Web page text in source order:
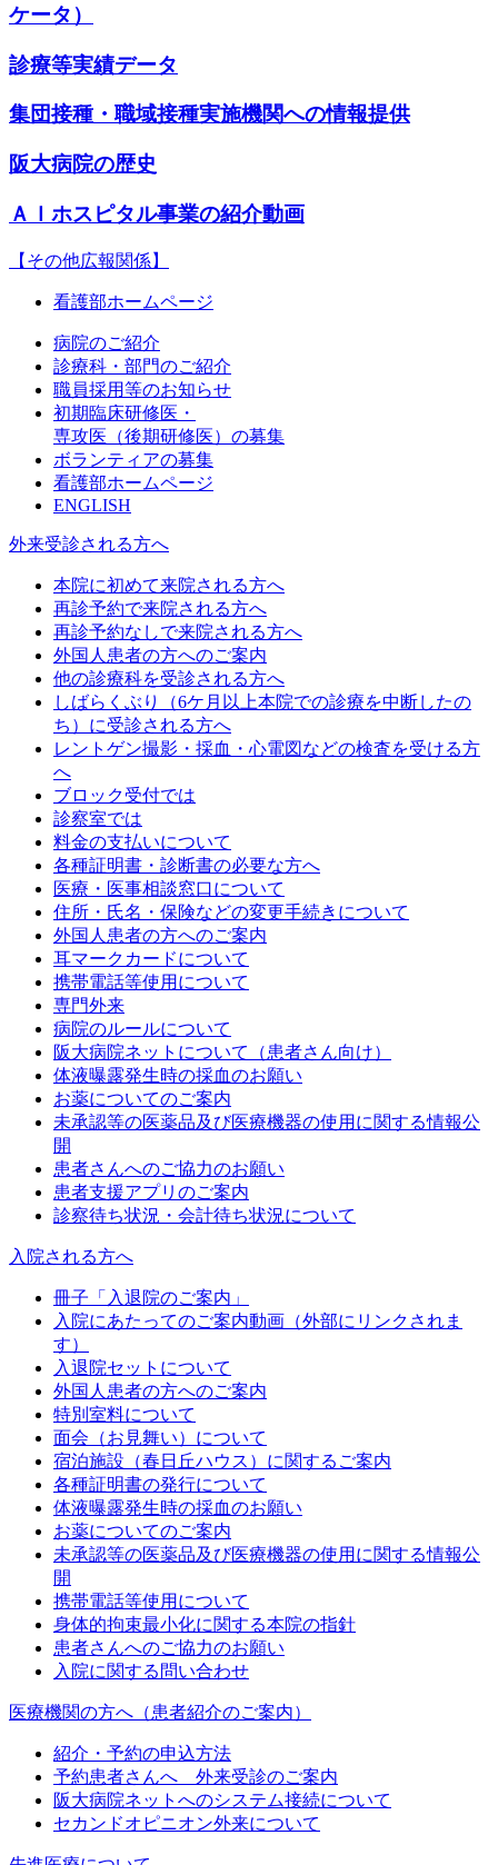
ケータ）
診療等実績データ
集団接種・職域接種実施機関への情報提供
阪大病院の歴史
ＡＩホスピタル事業の紹介動画
【その他広報関係】
看護部ホームページ
病院のご紹介
診療科・部門のご紹介
職員採用等のお知らせ
初期臨床研修医・
専攻医（後期研修医）の募集
ボランティアの募集
看護部ホームページ
ENGLISH
外来受診される方へ
本院に初めて来院される方へ
再診予約で来院される方へ
再診予約なしで来院される方へ
外国人患者の方へのご案内
他の診療科を受診される方へ
しばらくぶり（6ケ月以上本院での診療を中断したの
ち）に受診される方へ
レントゲン撮影・採血・心電図などの検査を受ける方
へ
ブロック受付では
診察室では
料金の支払いについて
各種証明書・診断書の必要な方へ
医療・医事相談窓口について
住所・氏名・保険などの変更手続きについて
外国人患者の方へのご案内
耳マークカードについて
携帯電話等使用について
専門外来
病院のルールについて
阪大病院ネットについて（患者さん向け）
体液曝露発生時の採血のお願い
お薬についてのご案内
未承認等の医薬品及び医療機器の使用に関する情報公
開
患者さんへのご協力のお願い
患者支援アプリのご案内
診察待ち状況・会計待ち状況について
入院される方へ
冊子「入退院のご案内」
入院にあたってのご案内動画（外部にリンクされま
す）
入退院セットについて
外国人患者の方へのご案内
特別室料について
面会（お見舞い）について
宿泊施設（春日丘ハウス）に関するご案内
各種証明書の発行について
体液曝露発生時の採血のお願い
お薬についてのご案内
未承認等の医薬品及び医療機器の使用に関する情報公
開
携帯電話等使用について
身体的拘束最小化に関する本院の指針
患者さんへのご協力のお願い
入院に関する問い合わせ
医療機関の方へ（患者紹介のご案内）
紹介・予約の申込方法
予約患者さんへ 外来受診のご案内
阪大病院ネットへのシステム接続について
セカンドオピニオン外来について